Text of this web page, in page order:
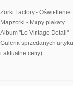
Zorki Factory - Oświetlenie
Mapzorki - Mapy plakaty
Album "Lo Vintage Detail"
Galeria sprzedanych
i aktualne ceny)